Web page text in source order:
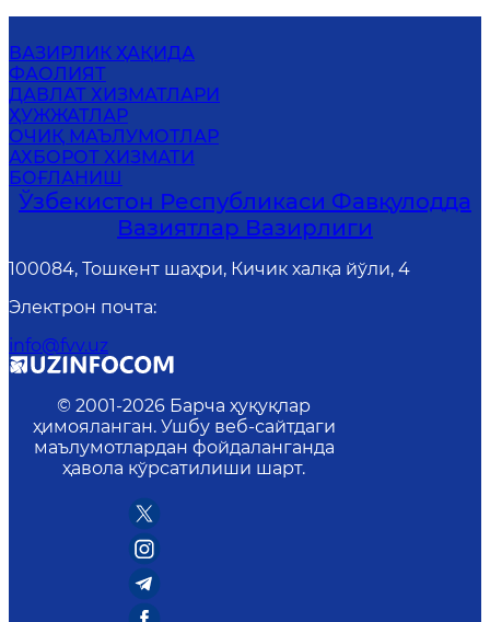
ВАЗИРЛИК ҲАҚИДА
ФАОЛИЯТ
ДАВЛАТ ХИЗМАТЛАРИ
ҲУЖЖАТЛАР
ОЧИҚ МАЪЛУМОТЛАР
АХБОРОТ ХИЗМАТИ
БОҒЛАНИШ
Ўзбекистон Республикаси Фавқулодда
Вазиятлар Вазирлиги
100084, Тошкент шаҳри, Кичик халқа йўли, 4
Электрон почта:
info@fvv.uz
© 2001-2026 Барча ҳуқуқлар
ҳимояланган. Ушбу веб-сайтдаги
маълумотлардан фойдаланганда
ҳавола кўрсатилиши шарт.